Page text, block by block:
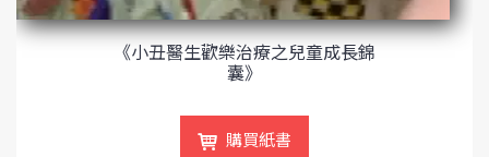
《小丑醫生歡樂治療之兒童成長錦
囊》
購買紙書